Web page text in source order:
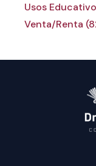
Usos
Venta/Renta